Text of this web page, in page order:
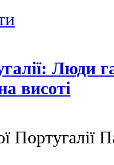
Люди
висоті
Португалії